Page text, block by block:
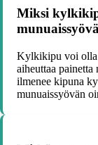
Miksi
Kylkikipu voi olla
aiheuttaa
ilmenee kipuna
munuaissyövän